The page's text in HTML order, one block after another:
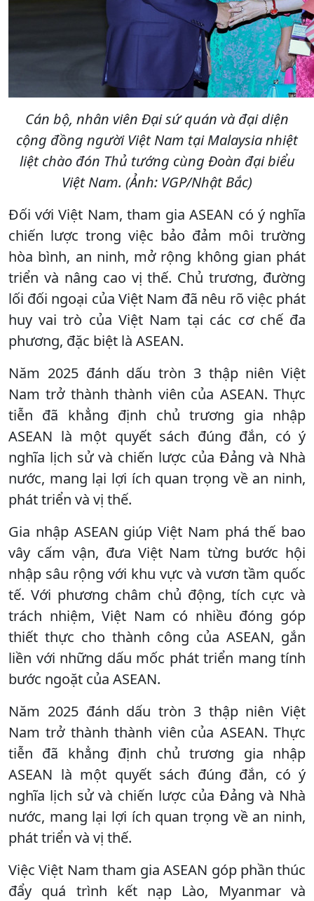
Cán bộ, nhân viên Đại sứ quán và đại diện
cộng đồng người Việt Nam tại Malaysia nhiệt
liệt chào đón Thủ tướng cùng Đoàn đại biểu
Việt Nam. (Ảnh: VGP/Nhật Bắc)
Đối với Việt Nam, tham gia ASEAN có ý nghĩa
chiến lược trong việc bảo đảm môi trường
hòa bình, an ninh, mở rộng không gian phát
triển và nâng cao vị thế. Chủ trương, đường
lối đối ngoại của Việt Nam đã nêu rõ việc phát
huy vai trò của Việt Nam tại các cơ chế đa
phương, đặc biệt là ASEAN.
Năm 2025 đánh dấu tròn 3 thập niên Việt
Nam trở thành thành viên của ASEAN. Thực
tiễn đã khẳng định chủ trương gia nhập
ASEAN là một quyết sách đúng đắn, có ý
nghĩa lịch sử và chiến lược của Đảng và Nhà
nước, mang lại lợi ích quan trọng về an ninh,
phát triển và vị thế.
Gia nhập ASEAN giúp Việt Nam phá thế bao
vây cấm vận, đưa Việt Nam từng bước hội
nhập sâu rộng với khu vực và vươn tầm quốc
tế. Với phương châm chủ động, tích cực và
trách nhiệm, Việt Nam có nhiều đóng góp
thiết thực cho thành công của ASEAN, gắn
liền với những dấu mốc phát triển mang tính
bước ngoặt của ASEAN.
Năm 2025 đánh dấu tròn 3 thập niên Việt
Nam trở thành thành viên của ASEAN. Thực
tiễn đã khẳng định chủ trương gia nhập
ASEAN là một quyết sách đúng đắn, có ý
nghĩa lịch sử và chiến lược của Đảng và Nhà
nước, mang lại lợi ích quan trọng về an ninh,
phát triển và vị thế.
Việc Việt Nam tham gia ASEAN góp phần thúc
đẩy quá trình kết nạp Lào, Myanmar và